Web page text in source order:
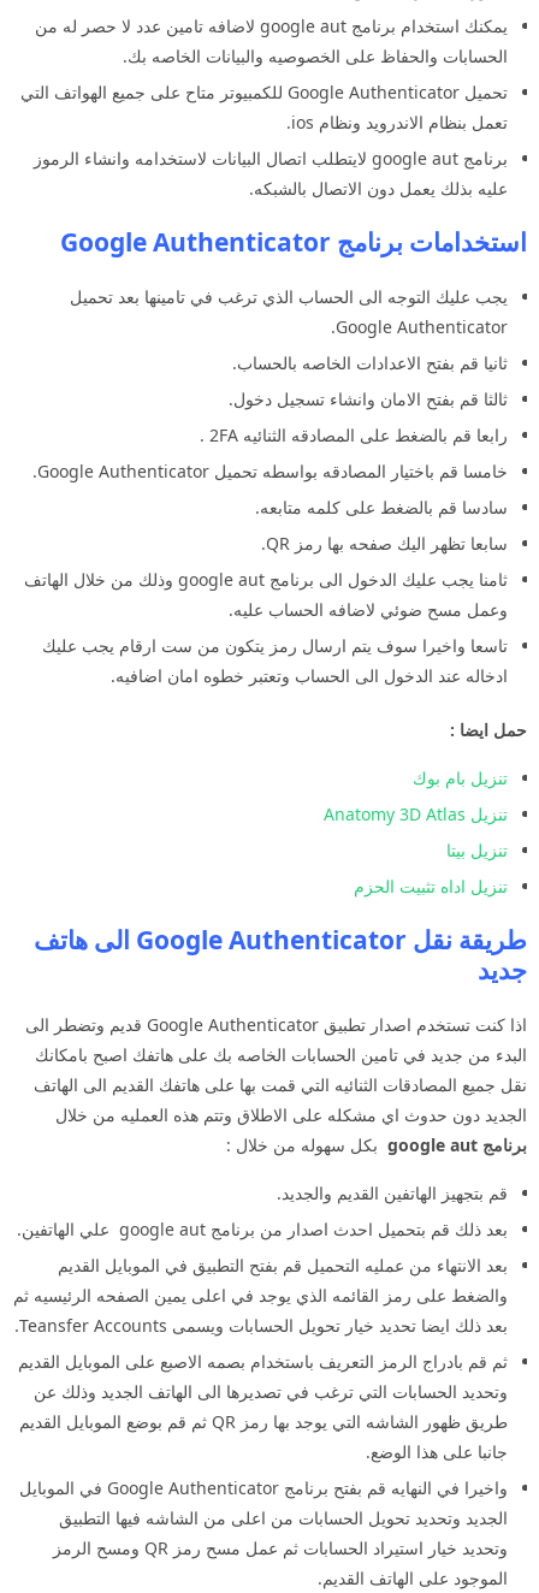
يمكنك استخدام برنامج google aut لاضافه تامين عدد لا حصر له من
الحسابات والحفاظ على الخصوصيه والبيانات الخاصه بك.
تحميل Google Authenticator للكمبيوتر متاح على جميع الهواتف التي
تعمل بنظام الاندرويد ونظام ios.
برنامج google aut لايتطلب اتصال البيانات لاستخدامه وانشاء الرموز
عليه بذلك يعمل دون الاتصال بالشبكه.
استخدامات برنامج Google Authenticator
يجب عليك التوجه الى الحساب الذي ترغب في تامينها بعد تحميل
Google Authenticator.
ثانيا قم بفتح الاعدادات الخاصه بالحساب.
ثالثا قم بفتح الامان وانشاء تسجيل دخول.
رابعا قم بالضغط على المصادقه الثنائيه 2FA .
خامسا قم باختيار المصادقه بواسطه تحميل Google Authenticator.
سادسا قم بالضغط على كلمه متابعه.
سابعا تظهر اليك صفحه بها رمز QR.
ثامنا يجب عليك الدخول الى برنامج google aut وذلك من خلال الهاتف
وعمل مسح ضوئي لاضافه الحساب عليه.
تاسعا واخيرا سوف يتم ارسال رمز يتكون من ست ارقام يجب عليك
ادخاله عند الدخول الى الحساب وتعتبر خطوه امان اضافيه.
حمل ايضا :
تنزيل بام بوك
تنزيل Anatomy 3D Atlas
تنزيل بيتا
تنزيل اداه تثبيت الحزم
طريقة نقل Google Authenticator الى هاتف
جديد
اذا كنت تستخدم اصدار تطبيق Google Authenticator قديم وتضطر الى
البدء من جديد في تامين الحسابات الخاصه بك على هاتفك اصبح بامكانك
نقل جميع المصادقات الثنائيه التي قمت بها على هاتفك القديم الى الهاتف
الجديد دون حدوث اي مشكله على الاطلاق وتتم هذه العمليه من خلال
برنامج google aut
بكل سهوله من خلال :
قم بتجهيز الهاتفين القديم والجديد.
بعد ذلك قم بتحميل احدث اصدار من برنامج google aut علي الهاتفين.
بعد الانتهاء من عمليه التحميل قم بفتح التطبيق في الموبايل القديم
والضغط على رمز القائمه الذي يوجد في اعلى يمين الصفحه الرئيسيه ثم
بعد ذلك ايضا تحديد خيار تحويل الحسابات ويسمى Teansfer Accounts.
ثم قم بادراج الرمز التعريف باستخدام بصمه الاصبع على الموبايل القديم
وتحديد الحسابات التي ترغب في تصديرها الى الهاتف الجديد وذلك عن
طريق ظهور الشاشه التي يوجد بها رمز QR ثم قم بوضع الموبايل القديم
جانبا على هذا الوضع.
واخيرا في النهايه قم بفتح برنامج Google Authenticator في الموبايل
الجديد وتحديد تحويل الحسابات من اعلى من الشاشه فيها التطبيق
وتحديد خيار استيراد الحسابات ثم عمل مسح رمز QR ومسح الرمز
الموجود على الهاتف القديم.